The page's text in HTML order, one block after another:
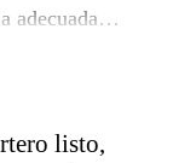
adecuada
listo,